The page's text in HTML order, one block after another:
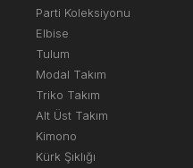
Parti Koleksiyonu
Elbise
Tulum
Modal Takım
Triko Takım
Alt Üst Takım
Kimono
Kürk Şıklığı